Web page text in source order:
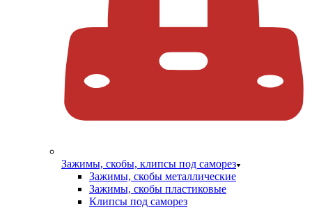
Зажимы, скобы, клипсы под саморез
Зажимы, скобы металлические
Зажимы, скобы пластиковые
Клипсы под саморез